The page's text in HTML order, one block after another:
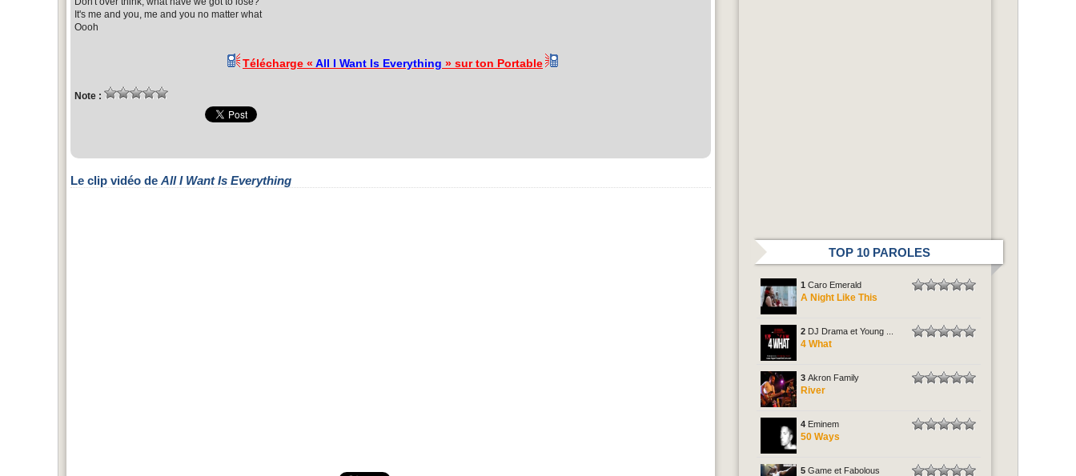
It's me and you, me and you no matter what
Oooh
Télécharge « All I Want Is Everything » sur ton Portable
Note :
Le clip vidéo de All I Want Is Everything
TOP 10 PAROLES
1 Caro Emerald
A Night Like This
2 DJ Drama et Young ...
4 What
3 Akron Family
River
4 Eminem
50 Ways
5 Game et Fabolous